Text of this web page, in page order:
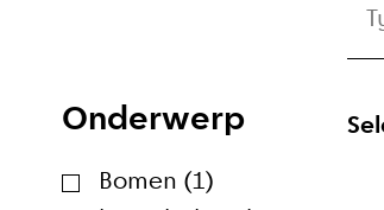
Onderwerp
Bomen (1)